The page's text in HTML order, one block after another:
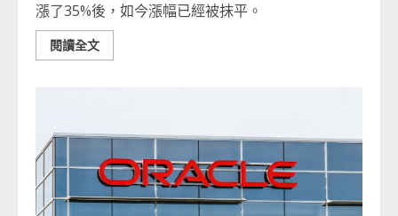
漲了35%後，如今漲幅已經被抹平。
閱讀全文